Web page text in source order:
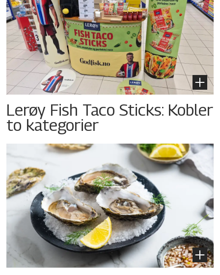
Lerøy Fish Taco Sticks: Kobler
to kategorier